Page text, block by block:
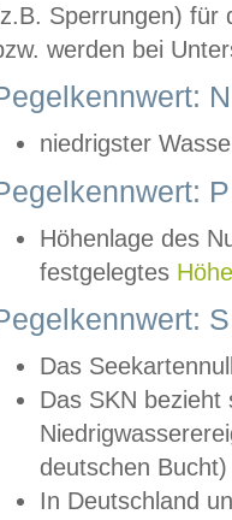
Sperrungen) für
werden bei
niedrigster
Höhenlage des
festgelegtes
Das
Das SKN
deutschen
In Deutschland